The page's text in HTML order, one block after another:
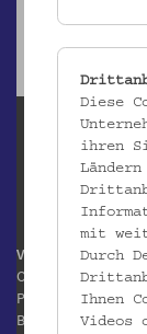
Otto Wagner Areal
Pavillon 1
Baumgartner Höhe
Diese
ihren
mit
Durch
Ihnen
Videos